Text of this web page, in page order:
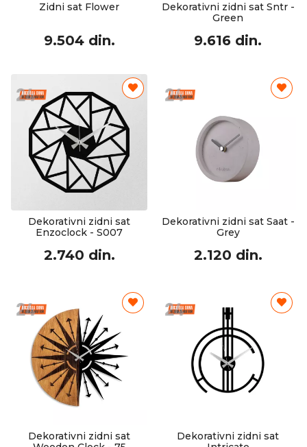
Zidni sat Flower
9.504 din.
Dekorativni zidni sat Sntr -
Green
9.616 din.
Dekorativni zidni sat
Enzoclock - S007
2.740 din.
Dekorativni zidni sat Saat -
Grey
2.120 din.
Dekorativni zidni sat
Dekorativni zidni sat